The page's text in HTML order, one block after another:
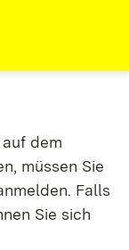
dem
müssen Sie
Falls
Sie sich